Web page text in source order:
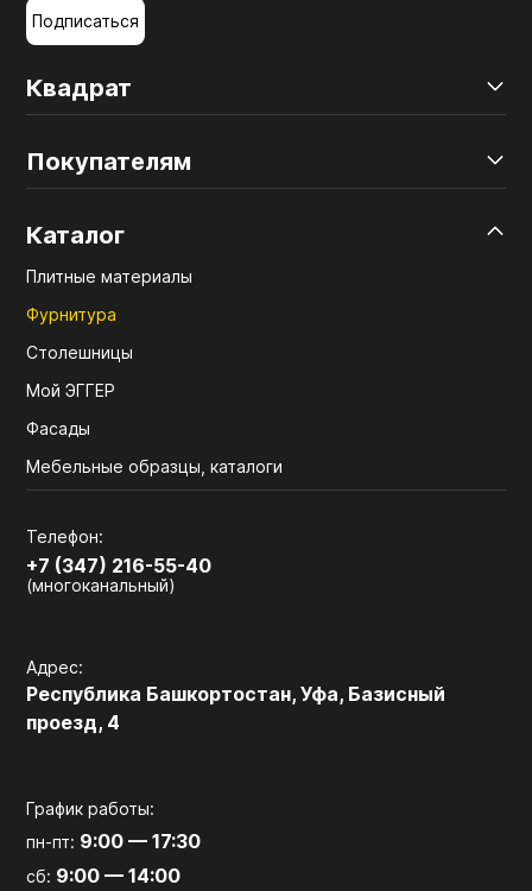
Квадрат
Покупателям
Каталог
Плитные материалы
Фурнитура
Столешницы
Мой ЭГГЕР
Фасады
Мебельные образцы, каталоги
Телефон:
+7 (347) 216-55-40
(многоканальный)
Адрес:
Республика Башкортостан, Уфа, Базисный
проезд, 4
График работы:
пн-пт: 9:00 — 17:30
сб: 9:00 — 14:00
Подписаться